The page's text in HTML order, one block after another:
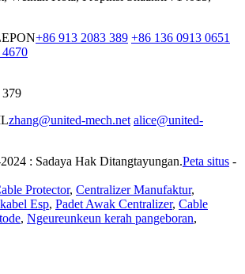
+86 913 2083 389 +86 136 0913 0651
zhang@united-mech.net alice@united-
: Sadaya Hak Ditangtayungan.Peta situs -
Protector, Centralizer Manufaktur,
Esp, Padet Awak Centralizer, Cable
, Ngeureunkeun kerah pangeboran,